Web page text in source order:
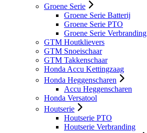
Groene Serie
Groene Serie Batterij
Groene Serie PTO
Groene Serie Verbranding
GTM Houtklievers
GTM Snoeischaar
GTM Takkenschaar
Honda Accu Kettingzaag
Honda Heggenscharen
Accu Heggenscharen
Honda Versatool
Houtserie
Houtserie PTO
Houtserie Verbranding